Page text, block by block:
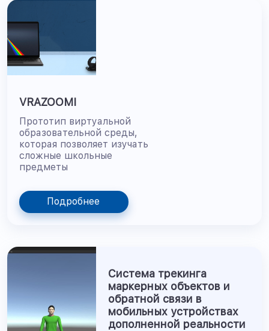
VRAZOOMI
Прототип виртуальной
образовательной среды,
которая позволяет изучать
сложные школьные
предметы
Подробнее
Система трекинга
маркерных объектов и
обратной связи в
мобильных устройствах
дополненной реальности